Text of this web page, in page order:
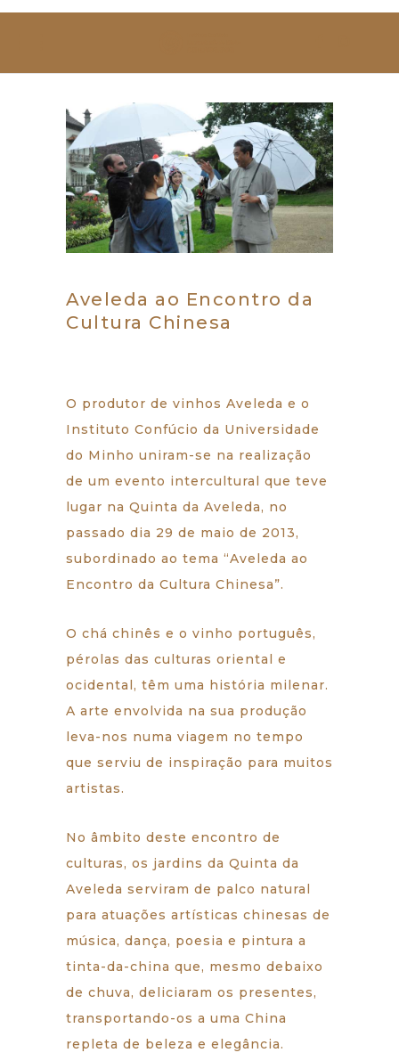
ESTUDAR
EVENTOS
NOTÍCIAS
GALERIA
Aveleda ao Encontro da
Cultura Chinesa
O produtor de vinhos Aveleda e o
Instituto Confúcio da Universidade
do Minho uniram-se na realização
de um evento intercultural que teve
lugar na Quinta da Aveleda, no
passado dia 29 de maio de 2013,
subordinado ao tema “Aveleda ao
Encontro da Cultura Chinesa”.
O chá chinês e o vinho português,
pérolas das culturas oriental e
ocidental, têm uma história milenar.
A arte envolvida na sua produção
leva-nos numa viagem no tempo
que serviu de inspiração para muitos
artistas.
No âmbito deste encontro de
culturas, os jardins da Quinta da
Aveleda serviram de palco natural
para atuações artísticas chinesas de
música, dança, poesia e pintura a
tinta-da-china que, mesmo debaixo
de chuva, deliciaram os presentes,
transportando-os a uma China
repleta de beleza e elegância.